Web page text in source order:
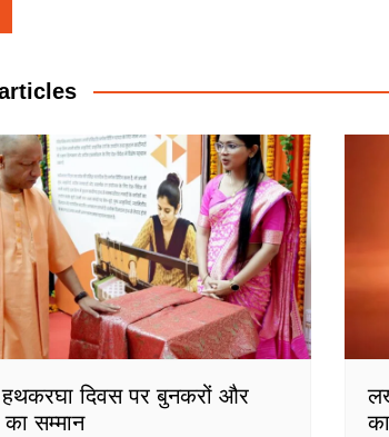
हथकरघा दिवस पर बुनकरों और
का सम्मान